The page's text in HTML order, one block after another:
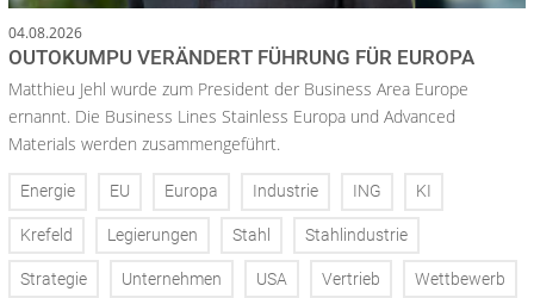
04.08.2026
OUTOKUMPU VERÄNDERT FÜHRUNG FÜR EUROPA
Matthieu Jehl wurde zum President der Business Area Europe
ernannt. Die Business Lines Stainless Europa und Advanced
Materials werden zusammengeführt.
Energie EU Europa Industrie ING KI
Krefeld Legierungen Stahl Stahlindustrie
Strategie Unternehmen USA Vertrieb Wettbewerb